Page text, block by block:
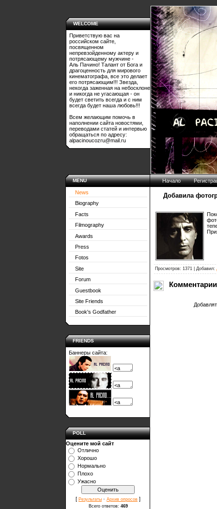
WELCOME
Приветствую вас на
российском сайте,
посвященном
непревзойденному актеру и
потрясающему мужчине -
Аль Пачино! Талант от Бога и
драгоценность для мирового
кинематографа, все это делает
его потрясающим!!! Звезда,
некогда заженная на небосклоне
и никогда не угасающая - он
будет светить всегда и с ним
всегда будет наша любовь!!!
Всем желающим помочь в
наполнении сайта новостями,
переводами статей и интервью
обращаться по адресу:
alpacinoucozru@mail.ru
MENU
News
Biography
Facts
Filmography
Awards
Press
Fotos
Site
Forum
Guestbook
Site Friends
Book's Godfather
FRIENDS
Баннеры сайта:
POLL
Оцените мой сайт
Отлично
Хорошо
Нормально
Плохо
Ужасно
[ Результаты · Архив опросов ]
Всего ответов: 469
Начало
Добавила
Просмотров: 1371 | Добавил:
Комментарии